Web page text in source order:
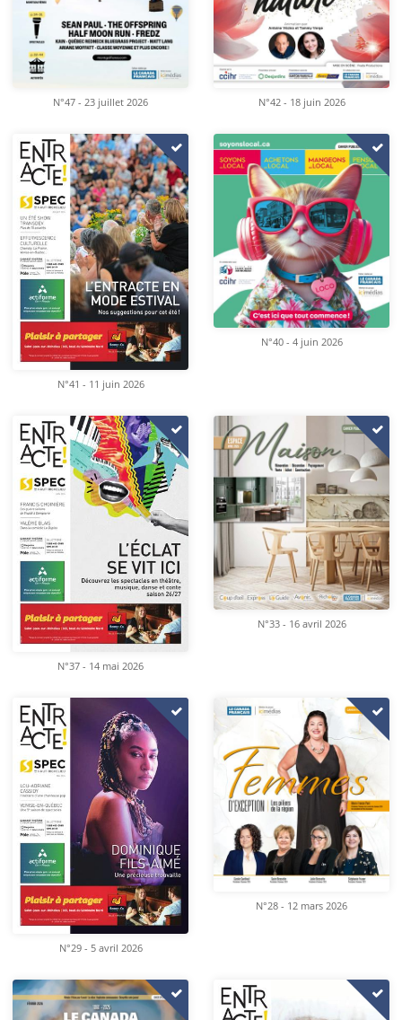
N°47 - 23 juillet 2026 N°42 - 18 juin 2026
N°41 - 11 juin 2026
N°40 - 4 juin 2026
N°37 - 14 mai 2026
N°33 - 16 avril 2026
N°29 - 5 avril 2026
N°28 - 12 mars 2026